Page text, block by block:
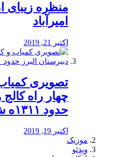
منظره‌‌ زیبای
امیرآباد
اکتبر 21, 2019
️تصویری
چهار راه كالج
حدود ۱۳۱۱ه ش
اکتبر 19, 2019
موزیک
ویدئو